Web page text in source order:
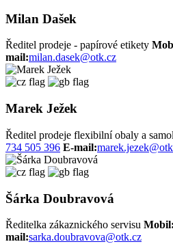
Milan Dašek
Ředitel prodeje - papírové etikety
mail:milan.dasek@otk.cz
Marek Ježek
Ředitel prodeje flexibilní obaly a
734 505 396 E-mail:
Šárka Doubravová
Ředitelka zákaznického servisu Mobil:
mail:sarka.doubravova@otk.cz